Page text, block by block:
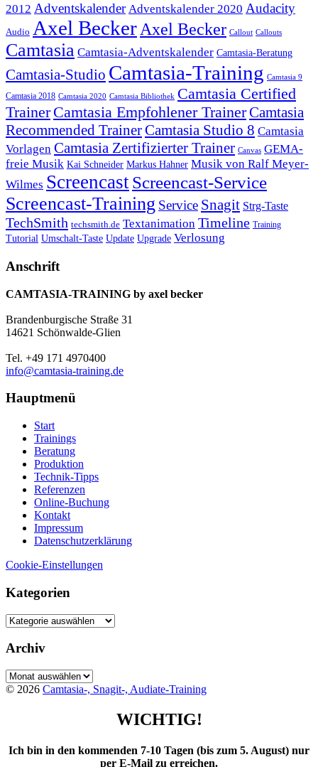
2012 Adventskalender Adventskalender 2020 Audacity
Audio Axel Becker Axel Becker Callout Callouts
Camtasia Camtasia-Adventskalender Camtasia-Beratung
Camtasia-Studio Camtasia-Training Camtasia 9
Camtasia 2018 Camtasia 2020 Camtasia Bibliothek Camtasia Certified
Trainer Camtasia Empfohlener TrainerCamtasia
Recommended TrainerCamtasia Studio 8 Camtasia
Vorlagen Camtasia Zertifizierter Trainer Canvas GEMA-
freie Musik Kai Schneider Markus Hahner Musik von Ralf Meyer-
Wilmes ScreencastScreencast-Service
Screencast-Training Service Snagit Strg-Taste
TechSmith techsmith.de Textanimation Timeline Training
Tutorial Umschalt-Taste Update Upgrade Verlosung
Anschrift
CAMTASIA-TRAINING by axel becker
Brandenburgische Straße 31
14621 Schönwalde-Glien
Tel. +49 171 4970400
info@camtasia-training.de
Hauptmenü
Start
Trainings
Beratung
Produktion
Technik-Tipps
Referenzen
Online-Buchung
Kontakt
Impressum
Datenschutzerklärung
Cookie-Einstellungen
Kategorien
Kategorien
Archiv
Archiv
© 2026 Camtasia-, Snagit-, Audiate-Training
WICHTIG!
Ich bin in den kommenden 7-10 Tagen (bis zum 5. August) nur
per E-Mail zu erreichen.